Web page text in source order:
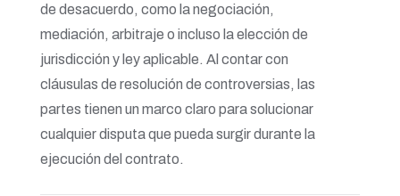
de desacuerdo, como la negociación,
mediación, arbitraje o incluso la elección de
jurisdicción y ley aplicable. Al contar con
cláusulas de resolución de controversias, las
partes tienen un marco claro para solucionar
cualquier disputa que pueda surgir durante la
ejecución del contrato.